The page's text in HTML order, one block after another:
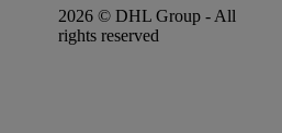
2026 © DHL Group - All
rights reserved